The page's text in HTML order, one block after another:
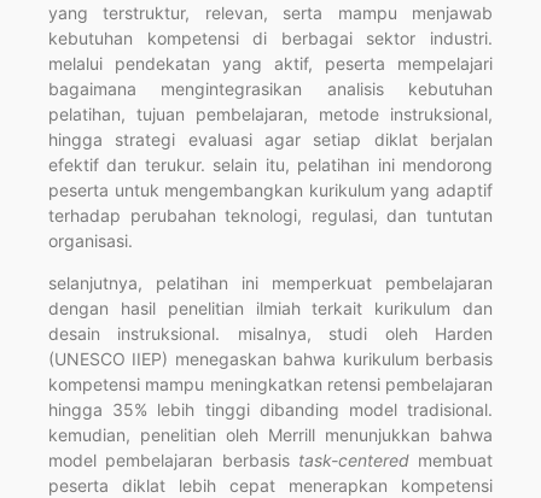
yang terstruktur, relevan, serta mampu menjawab
kebutuhan kompetensi di berbagai sektor industri.
melalui pendekatan yang aktif, peserta mempelajari
bagaimana mengintegrasikan analisis kebutuhan
pelatihan, tujuan pembelajaran, metode instruksional,
hingga strategi evaluasi agar setiap diklat berjalan
efektif dan terukur. selain itu, pelatihan ini mendorong
peserta untuk mengembangkan kurikulum yang adaptif
terhadap perubahan teknologi, regulasi, dan tuntutan
organisasi.
selanjutnya, pelatihan ini memperkuat pembelajaran
dengan hasil penelitian ilmiah terkait kurikulum dan
desain instruksional. misalnya, studi oleh Harden
(UNESCO IIEP) menegaskan bahwa kurikulum berbasis
kompetensi mampu meningkatkan retensi pembelajaran
hingga 35% lebih tinggi dibanding model tradisional.
kemudian, penelitian oleh Merrill menunjukkan bahwa
model pembelajaran berbasis task-centeredmembuat
peserta diklat lebih cepat menerapkan kompetensi